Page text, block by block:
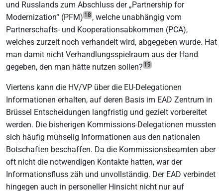
und Russlands zum Abschluss der „Partnership for
Modernization“ (PFM) 18 , welche unabhängig vom
Partnerschafts- und Kooperationsabkommen (PCA),
welches zurzeit noch verhandelt wird, abgegeben wurde. Hat
man damit nicht Verhandlungsspielraum aus der Hand
gegeben, den man hätte nutzen sollen? 19
Viertens kann die HV/VP über die EU-Delegationen
Informationen erhalten, auf deren Basis im EAD Zentrum in
Brüssel Entscheidungen langfristig und gezielt vorbereitet
werden. Die bisherigen Kommissions-Delegationen mussten
sich häufig mühselig Informationen aus den nationalen
Botschaften beschaffen. Da die Kommissionsbeamten aber
oft nicht die notwendigen Kontakte hatten, war der
Informationsfluss zäh und unvollständig. Der EAD verbindet
hingegen auch in personeller Hinsicht nicht nur auf